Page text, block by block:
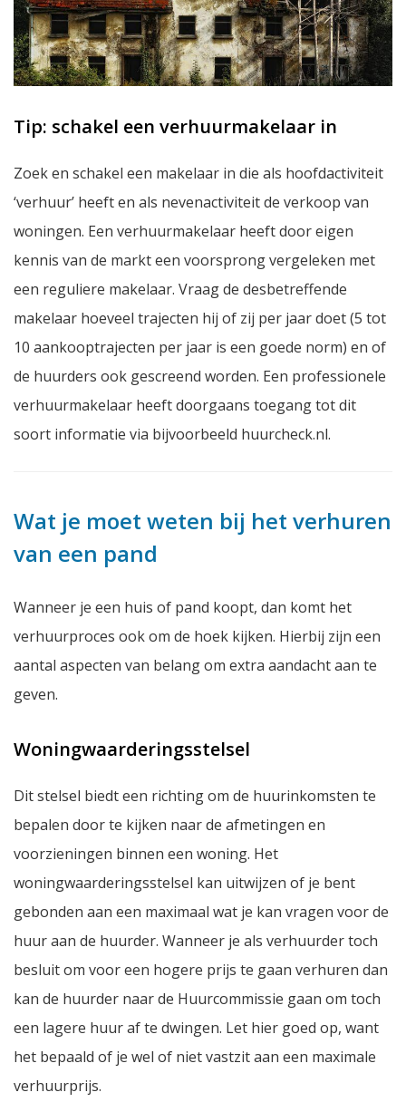
Tip: schakel een verhuurmakelaar in
Zoek en schakel een makelaar in die als hoofdactiviteit
‘verhuur’ heeft en als nevenactiviteit de verkoop van
woningen. Een verhuurmakelaar heeft door eigen
kennis van de markt een voorsprong vergeleken met
een reguliere makelaar. Vraag de desbetreffende
makelaar hoeveel trajecten hij of zij per jaar doet (5 tot
10 aankooptrajecten per jaar is een goede norm) en of
de huurders ook gescreend worden. Een professionele
verhuurmakelaar heeft doorgaans toegang tot dit
soort informatie via bijvoorbeeld huurcheck.nl.
Wat je moet weten bij het verhuren
van een pand
Wanneer je een huis of pand koopt, dan komt het
verhuurproces ook om de hoek kijken. Hierbij zijn een
aantal aspecten van belang om extra aandacht aan te
geven.
Woningwaarderingsstelsel
Dit stelsel biedt een richting om de huurinkomsten te
bepalen door te kijken naar de afmetingen en
voorzieningen binnen een woning. Het
woningwaarderingsstelsel kan uitwijzen of je bent
gebonden aan een maximaal wat je kan vragen voor de
huur aan de huurder. Wanneer je als verhuurder toch
besluit om voor een hogere prijs te gaan verhuren dan
kan de huurder naar de Huurcommissie gaan om toch
een lagere huur af te dwingen. Let hier goed op, want
het bepaald of je wel of niet vastzit aan een maximale
verhuurprijs.